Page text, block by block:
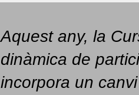
Aquest any, la
dinàmica de
incorpora un